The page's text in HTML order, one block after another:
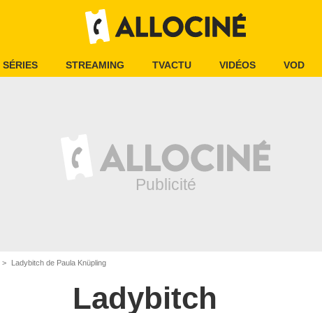
SÉRIES STREAMING TVACTU VIDÉOS VOD
Ladybitch de Paula Knüpling
Ladybitch